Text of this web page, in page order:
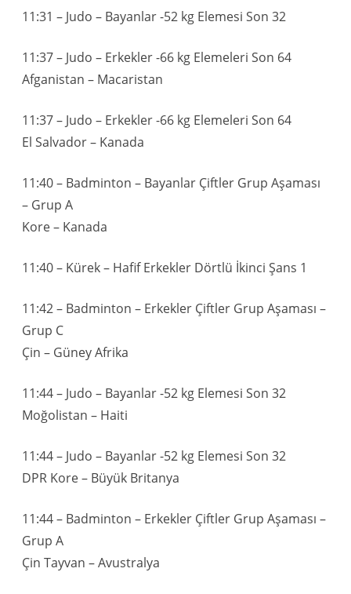
11:31 – Judo – Bayanlar -52 kg Elemesi Son 32
11:37 – Judo – Erkekler -66 kg Elemeleri Son 64
Afganistan – Macaristan
11:37 – Judo – Erkekler -66 kg Elemeleri Son 64
El Salvador – Kanada
11:40 – Badminton – Bayanlar Çiftler Grup Aşaması
– Grup A
Kore – Kanada
11:40 – Kürek – Hafif Erkekler Dörtlü İkinci Şans 1
11:42 – Badminton – Erkekler Çiftler Grup Aşaması –
Grup C
Çin – Güney Afrika
11:44 – Judo – Bayanlar -52 kg Elemesi Son 32
Moğolistan – Haiti
11:44 – Judo – Bayanlar -52 kg Elemesi Son 32
DPR Kore – Büyük Britanya
11:44 – Badminton – Erkekler Çiftler Grup Aşaması –
Grup A
Çin Tayvan – Avustralya